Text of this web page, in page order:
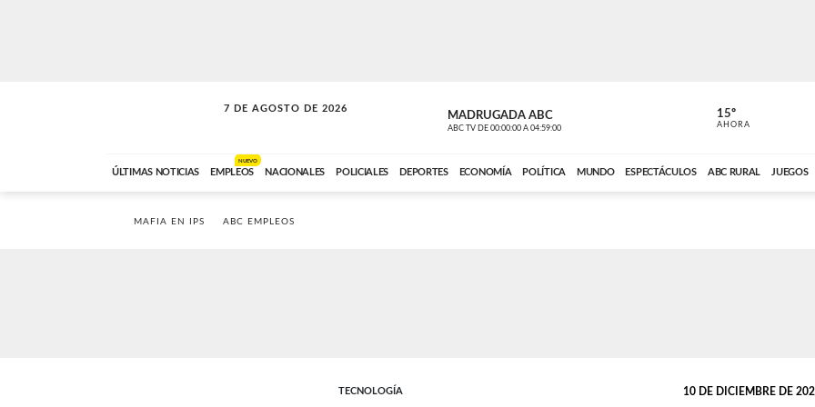
7 DE AGOSTO DE 2026
SOLO MÚSICA MADRUGADA ABC
ABC TV DE 00:00:00 A 04:59:00 ABC CARDINAL
15º
AHORA
ÚLTIMAS NOTICIAS EMPLEOS
NUEVO
NACIONALES POLICIALES DEPORTES ECONOMÍA POLÍTICA MUNDO ESPECTÁCULOS ABC RURAL JUEGOS
MAFIA EN IPS ABC EMPLEOS
TECNOLOGÍA 10 DE DICIEMBRE DE